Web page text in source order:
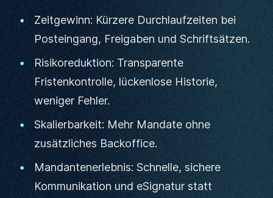
Zeitgewinn: Kürzere Durchlaufzeiten bei
Posteingang, Freigaben und Schriftsätzen.
Risikoreduktion: Transparente
Fristenkontrolle, lückenlose Historie,
weniger Fehler.
Skalierbarkeit: Mehr Mandate ohne
zusätzliches Backoffice.
Mandantenerlebnis: Schnelle, sichere
Kommunikation und eSignatur statt